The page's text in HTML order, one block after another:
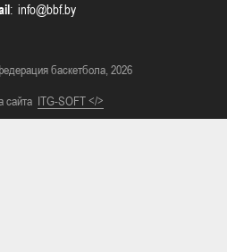
:
баскетбола, 2026
сайта ITG-SOFT </>